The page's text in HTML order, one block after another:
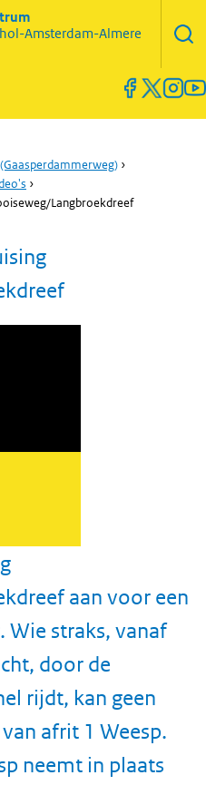
Amsterdam-Almere
›
›
Langbroekdreef
aan voor een
straks, vanaf
door de
rijdt, kan geen
afrit 1 Weesp.
neemt in plaats